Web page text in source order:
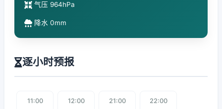
气压 964hPa
降水 0mm
逐小时预报
11:00 12:00 21:00 22:00